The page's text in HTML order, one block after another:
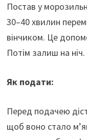
Постав у
30–40 хвилин
вінчиком. Це
Потім залиш на ніч.
Як подати:
Перед подачею
щоб воно стало